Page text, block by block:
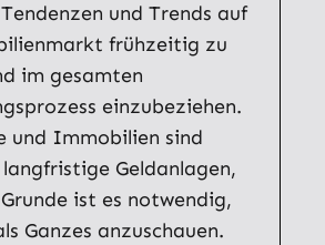
und Trends auf
frühzeitig zu
im gesamten
einzubeziehen.
und Immobilien sind
Geldanlagen,
ist es notwendig,
Ganzes anzuschauen.